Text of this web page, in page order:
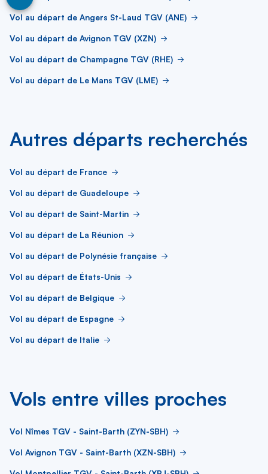
Vol au départ de Angers St-Laud TGV (ANE)
Vol au départ de Avignon TGV (XZN)
Vol au départ de Champagne TGV (RHE)
Vol au départ de Le Mans TGV (LME)
Autres départs recherchés
Vol au départ de France
Vol au départ de Guadeloupe
Vol au départ de Saint-Martin
Vol au départ de La Réunion
Vol au départ de Polynésie française
Vol au départ de États-Unis
Vol au départ de Belgique
Vol au départ de Espagne
Vol au départ de Italie
Vols entre villes proches
Vol Nîmes TGV - Saint-Barth (ZYN-SBH)
Vol Avignon TGV - Saint-Barth (XZN-SBH)